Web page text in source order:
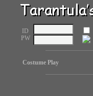
ID
PW
Costume Play